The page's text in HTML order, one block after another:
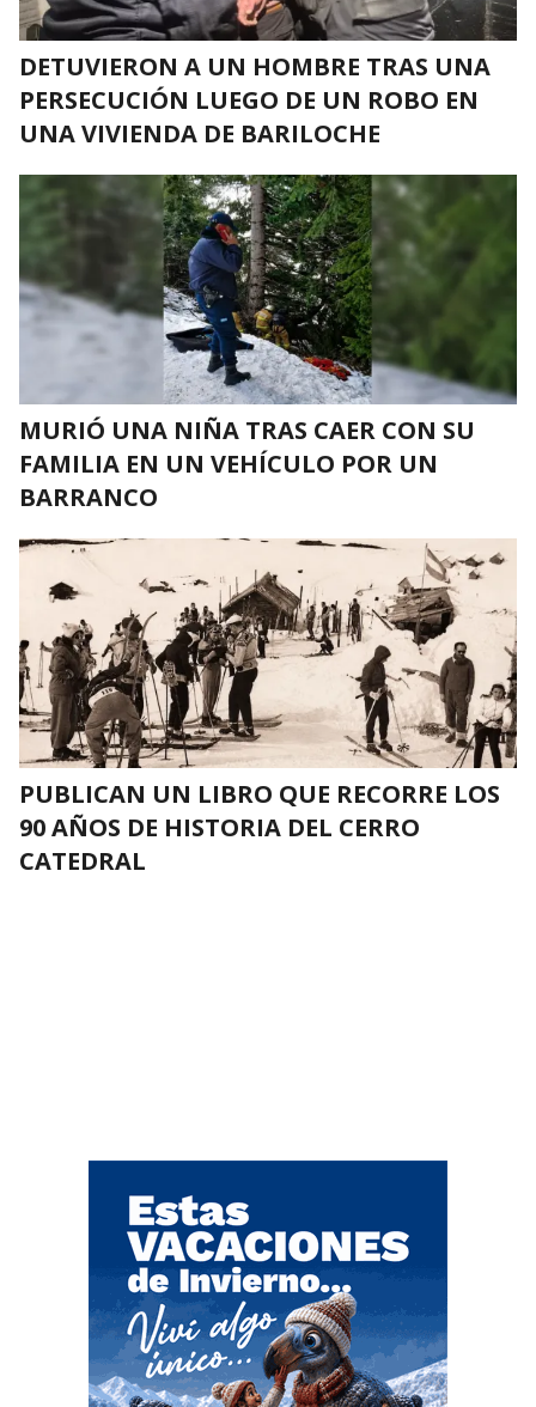
DETUVIERON A UN HOMBRE TRAS UNA
PERSECUCIÓN LUEGO DE UN ROBO EN
UNA VIVIENDA DE BARILOCHE
MURIÓ UNA NIÑA TRAS CAER CON SU
FAMILIA EN UN VEHÍCULO POR UN
BARRANCO
PUBLICAN UN LIBRO QUE RECORRE LOS
90 AÑOS DE HISTORIA DEL CERRO
CATEDRAL